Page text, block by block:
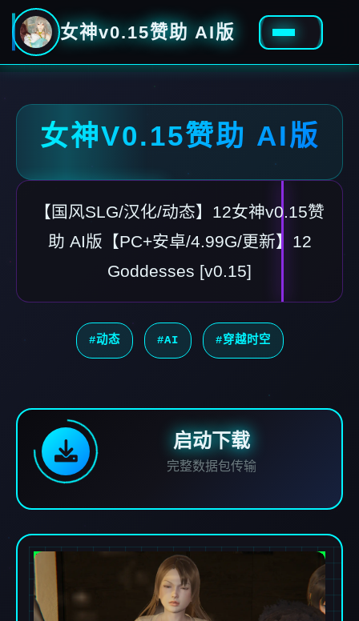
女神v0.15赞助 AI版
女神V0.15赞助 AI版
【国风SLG/汉化/动态】12女神v0.15赞
助 AI版【PC+安卓/4.99G/更新】12
Goddesses [v0.15]
#动态 #AI #穿越时空
启动下载
完整数据包传输